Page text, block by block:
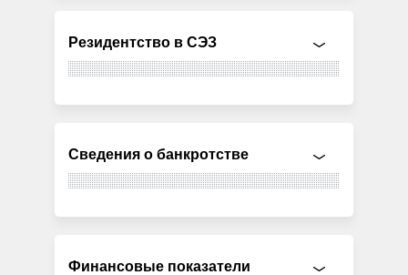
Резидентство в СЭЗ
Сведения о банкротстве
Финансовые показатели